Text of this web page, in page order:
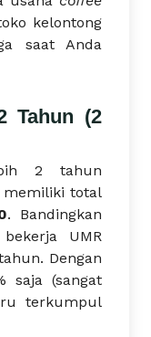
kelontong
saat Anda
Tahun (2
2 tahun
memiliki total
. Bandingkan
UMR
Dengan
saja (sangat
terkumpul